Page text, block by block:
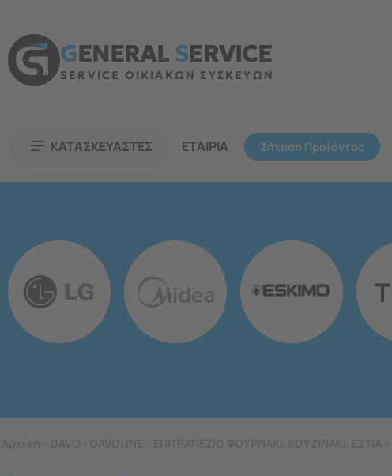
GENERALSERVICE
SERVICE ΟΙΚΙΑΚΩΝ ΣΥΣΚΕΥΩΝ
ΚΑΤΑΣΚΕΥΑΣΤΕΣ ΕΤΑΙΡΙΑ Ζήτηση Προϊόντος